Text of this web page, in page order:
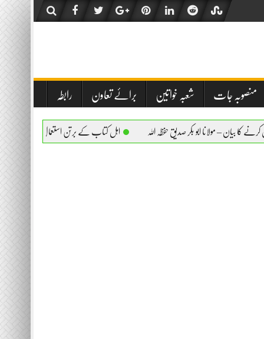
منصوبہ جات شعبہ خواتین برائے تعاون رابطہ
ابو بکر صدیق حفظہ اللہ اہل کتاب کے برتن استعمال کرنے کا بیان – مولانا ابو بکر